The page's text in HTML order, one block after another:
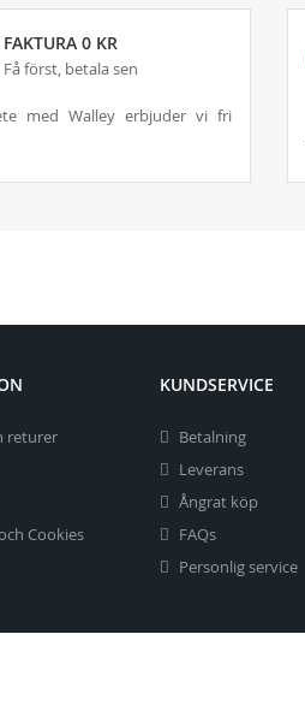
FAKTURA 0 KR
Få först, betala sen
med Walley erbjuder vi fri
returer
Cookies
KUNDSERVICE
Betalning
Leverans
Ångrat köp
FAQs
Personlig service